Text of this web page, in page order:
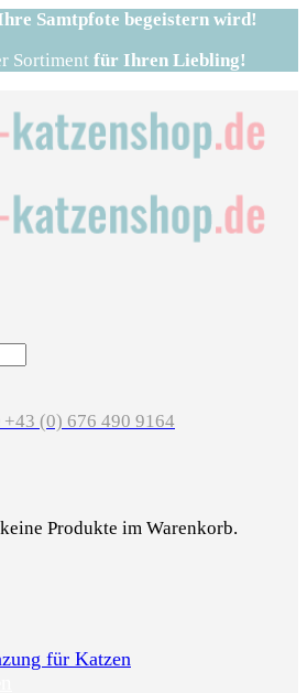
Samtpfote begeistern wird!
Sortiment für Ihren Liebling!
+43 (0) 676 490 9164
Produkte im Warenkorb.
für Katzen